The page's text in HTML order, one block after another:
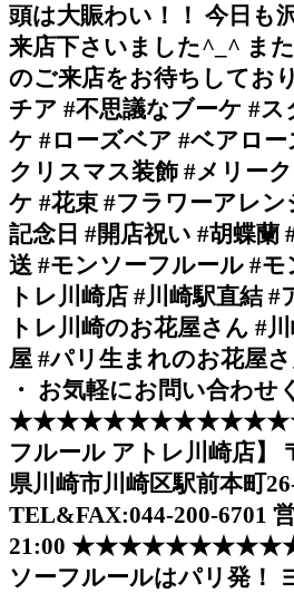
頭は大賑わい！！ 今日も
来店下さいました^_^ ま
のご来店をお待ちしてお
チア #不思議なブーケ #
ケ #ローズベア #ベアロ
クリスマス装飾 #メリー
ケ #花束 #フラワーアレ
記念日 #開店祝い #胡蝶蘭
送 #モンソーフルール #
トレ川崎店 #川崎駅直結
トレ川崎のお花屋さん #
屋 #パリ生まれのお花屋
・ お気軽にお問い合わせ
フルール アトレ川崎店】
県川崎市川崎区駅前本町
TEL&FAX:044-200-6701
21:00
ソーフルールはパリ発！